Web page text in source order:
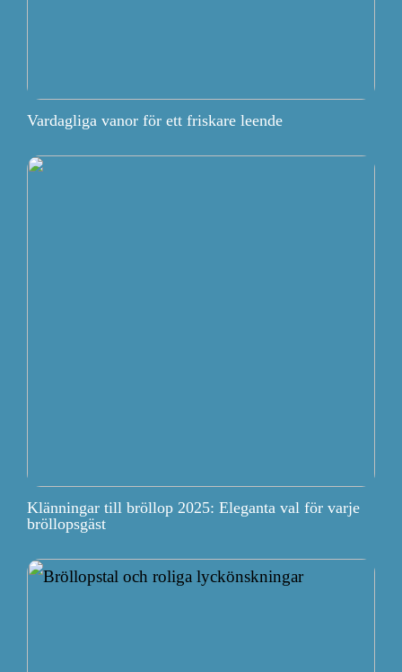
Vardagliga vanor för ett friskare leende
Klänningar till bröllop 2025: Eleganta val för varje
bröllopsgäst